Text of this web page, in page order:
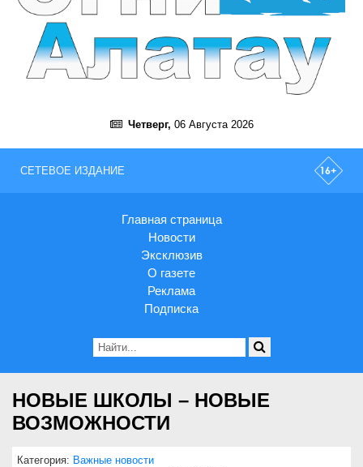
Четверг, 06 Августа 2026
СЕТЕВОЕ ИЗДАНИЕ
Главная страница
Новости
Эксклюзив
О газете
Реклама
Подписка
НОВЫЕ ШКОЛЫ – НОВЫЕ
ВОЗМОЖНОСТИ
Категория: Важные новости